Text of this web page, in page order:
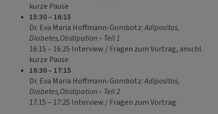
kurze Pause
15:30 – 16:15
Dr. Eva Maria Hoffmann-Gombotz:Adipositas,
Diabetes,Obstipation – Teil 1
16:15 – 16:25 Interview / Fragen zum Vortrag, anschl.
kurze Pause
16:30 – 17:15
Dr. Eva Maria Hoffmann-Gombotz:Adipositas,
Diabetes,Obstipation – Teil 2
17:15 – 17:25 Interview / Fragen zum Vortrag